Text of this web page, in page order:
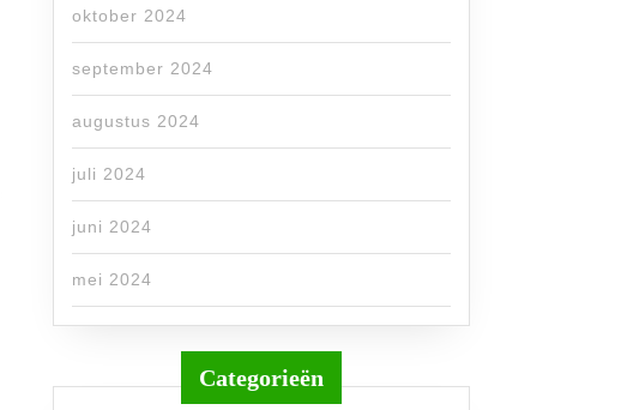
oktober 2024
september 2024
augustus 2024
juli 2024
juni 2024
mei 2024
Categorieën